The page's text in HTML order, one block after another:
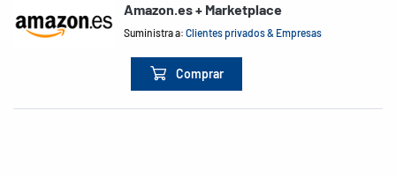
Amazon.es + Marketplace
Suministra a:Clientes privados & Empresas
Comprar